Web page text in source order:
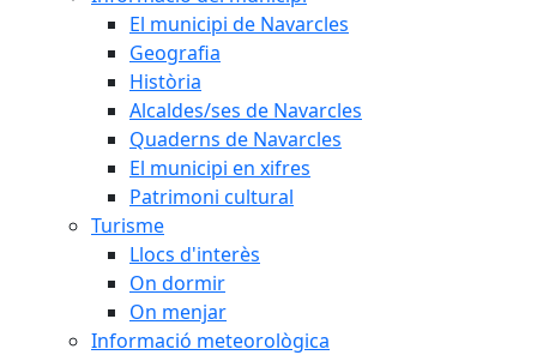
El municipi de Navarcles
Geografia
Història
Alcaldes/ses de Navarcles
Quaderns de Navarcles
El municipi en xifres
Patrimoni cultural
Turisme
Llocs d'interès
On dormir
On menjar
Informació meteorològica